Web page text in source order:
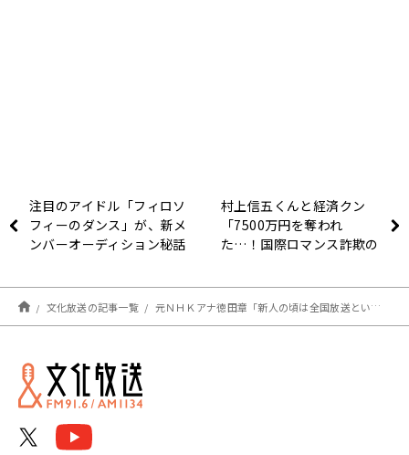
注目のアイドル「フィロソ
フィーのダンス」が、新メ
ンバーオーディション秘話
村上信五くんと経済クン
「7500万円を奪われ
た…！国際ロマンス詐欺の
文化放送の記事一覧 元ＮＨＫアナ徳田章「新人の頃は全国放送というだけでドキドキ」